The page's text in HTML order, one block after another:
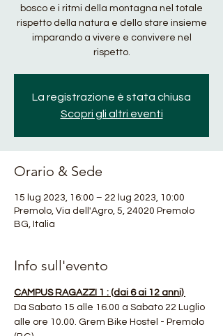
bosco e i ritmi della montagna nel totale
rispetto della natura e dello stare insieme
imparando a vivere e convivere nel
rispetto.
La registrazione è stata chiusa
Scopri gli altri eventi
Orario & Sede
15 lug 2023, 16:00 – 22 lug 2023, 10:00
Premolo, Via dell'Agro, 5, 24020 Premolo
BG, Italia
Info sull'evento
CAMPUS RAGAZZI 1 : (dai 6 ai 12 anni)
Da Sabato 15 alle 16.00 a Sabato 22 Luglio
alle ore 10.00. Grem Bike Hostel - Premolo